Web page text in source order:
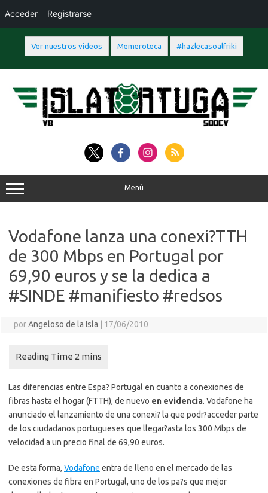
Ver nuestros videos Memeroteca #hazlecasoalfriki
contenido
Menú
Vodafone lanza una conexi?TTH
de 300 Mbps en Portugal por
69,90 euros y se la dedica a
#SINDE #manifiesto #redsos
porAngeloso de la Isla 17/06/2010
Las diferencias entre Espa? Portugal en cuanto a conexiones de
fibras hasta el hogar (FTTH), de nuevo en evidencia. Vodafone ha
anunciado el lanzamiento de una conexi? la que podr?acceder parte
de los ciudadanos portugueses que llegar?asta los 300 Mbps de
velocidad a un precio final de 69,90 euros.
De esta forma, Vodafone entra de lleno en el mercado de las
conexiones de fibra en Portugal, uno de los pa?s que mejor
Acceder Registrarse